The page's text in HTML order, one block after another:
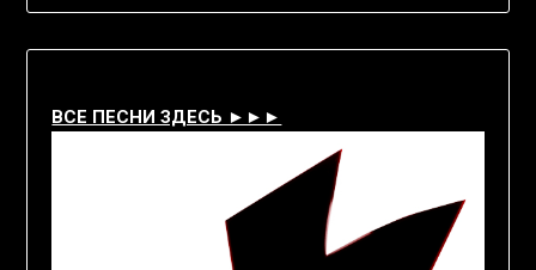
ВСЕ ПЕСНИ ЗДЕСЬ ►►►